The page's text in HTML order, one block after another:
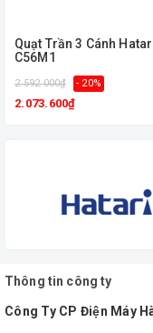
Mã sản phẩm
Tùy chọn
Quạt Trần 3 Cánh
C56M1
2.592.000₫ - 20%
2.073.600₫
Thông tin công ty
Công Ty CP Điện Máy